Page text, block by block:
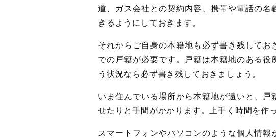
道、ガス会社との契約内容、携帯や電話の
きるようにしておきます。
それからご自身の本籍地も必ず書き残して
での戸籍が必要です。戸籍は本籍地のある
う状況なら必ず書き残しておきましょう。
いま住んでいる場所から本籍地が遠いと、
せたりと手間がかかります。上手く時間を作
スマートフォンやパソコンのような個人情報